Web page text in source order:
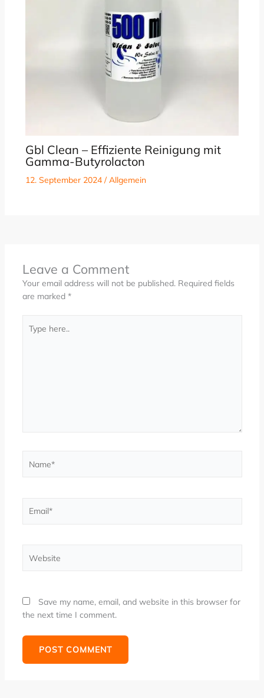
Gbl Clean – Effiziente Reinigung mit
Gamma-Butyrolacton
12. September 2024 /Allgemein
Leave a Comment
Your email address will not be published. Required fields
are marked *
here..
Save my name, email, and website in this browser for
the next time I comment.